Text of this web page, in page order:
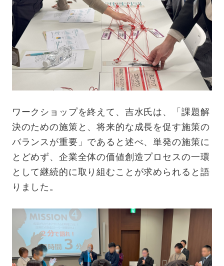
ワークショップを終えて、吉水氏は、「課題解
決のための施策と、将来的な成長を促す施策の
バランスが重要」であると述べ、単発の施策に
とどめず、企業全体の価値創造プロセスの一環
として継続的に取り組むことが求められると語
りました。